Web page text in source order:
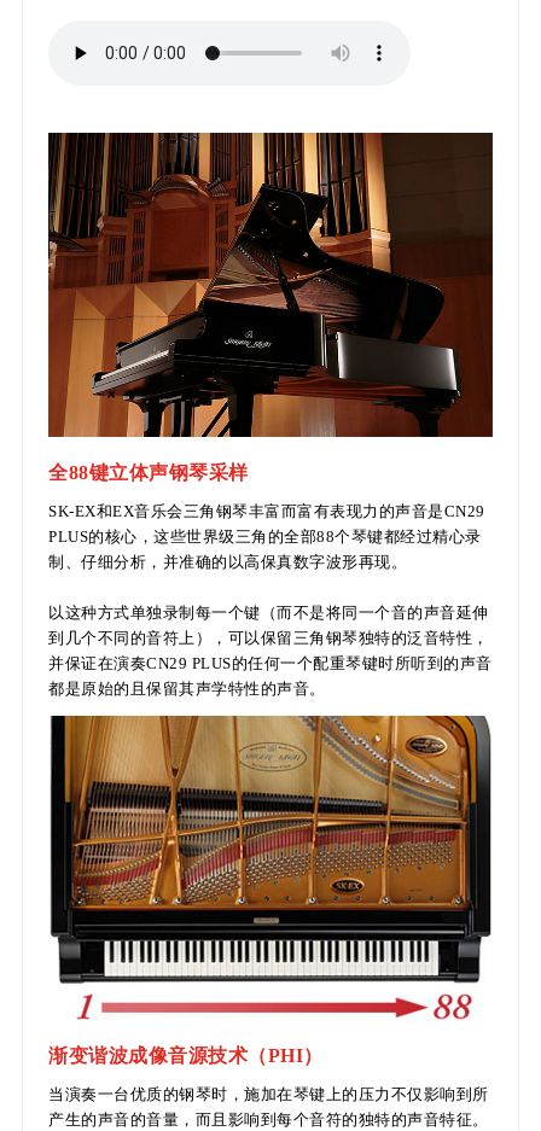
全88键立体声钢琴采样
SK-EX和EX音乐会三角钢琴丰富而富有表现力的声音是CN29
PLUS的核心，这些世界级三角的全部88个琴键都经过精心录
制、仔细分析，并准确的以高保真数字波形再现。
以这种方式单独录制每一个键（而不是将同一个音的声音延伸
到几个不同的音符上），可以保留三角钢琴独特的泛音特性，
并保证在演奏CN29 PLUS的任何一个配重琴键时所听到的声音
都是原始的且保留其声学特性的声音。
渐变谐波成像音源技术（PHI）
当演奏一台优质的钢琴时，施加在琴键上的压力不仅影响到所
产生的声音的音量，而且影响到每个音符的独特的声音特征。